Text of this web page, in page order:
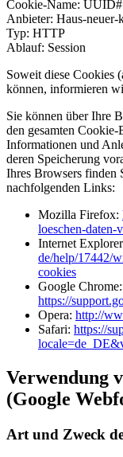
Cookie-Name:
Anbieter: Haus-neuer-
Typ: HTTP
Ablauf: Session
Soweit diese Cookies
können, informieren
Sie können über Ihre
den gesamten Cookie-
Informationen und
deren Speicherung
Ihres Browsers finden
nachfolgenden Links:
Mozilla Firefox:
loeschen-daten-
Internet
de/help/17442/
cookies
Google Chrome:
https://
Opera: http://
Safari: https://
Verwendung
(Google
Art und Zweck